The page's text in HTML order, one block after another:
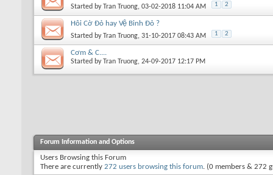
Started byTran Truong, 03-02-2018 11:04 AM 1 2
Hôi Cờ Đỏ hay Vệ Binh Đỏ ?
Started byTran Truong, 31-10-2017 08:43 AM 1 2
Cơm & C....
Started byTran Truong, 24-09-2017 12:17 PM
Forum Information and Options
Users Browsing this Forum
There are currently 272 users browsing this forum. (0 members & 272